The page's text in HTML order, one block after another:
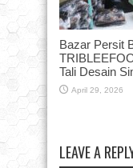
Bazar Persit
Tali Desain
April 29, 2026
LEAVE A